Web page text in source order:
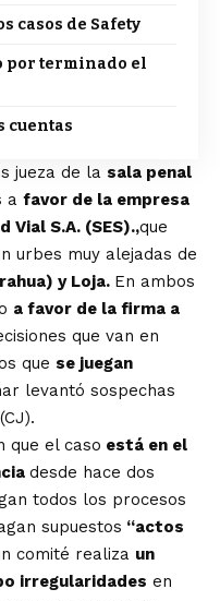
casos de Safety
por terminado el
cuentas
jueza de la sala penal
a favor de la empresa
Vial S.A. (SES).,que
urbes muy alejadas de
y Loja. En ambos
a favor de la firma a
que van en
que se juegan
levantó sospechas
que el caso está en el
desde hace dos
todos los procesos
supuestos “actos
comité realiza un
irregularidades en